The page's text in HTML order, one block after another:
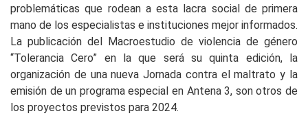
problemáticas que rodean a esta lacra social de primera
mano de los especialistas e instituciones mejor informados.
La publicación del Macroestudio de violencia de género
“Tolerancia Cero” en la que será su quinta edición, la
organización de una nueva Jornada contra el maltrato y la
emisión de un programa especial en Antena 3, son otros de
los proyectos previstos para 2024.